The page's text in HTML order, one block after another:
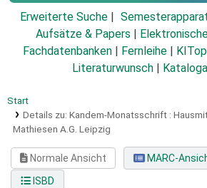
Erweiterte Suche
Aufsätze & Papers
Fachdatenbanken
Fernleihe
Literaturwunsch
Start
Details zu: Kandem-Monatsschrift :
Mathiesen A.G. Leipzig
Normale Ansicht
MARC-
ISBD